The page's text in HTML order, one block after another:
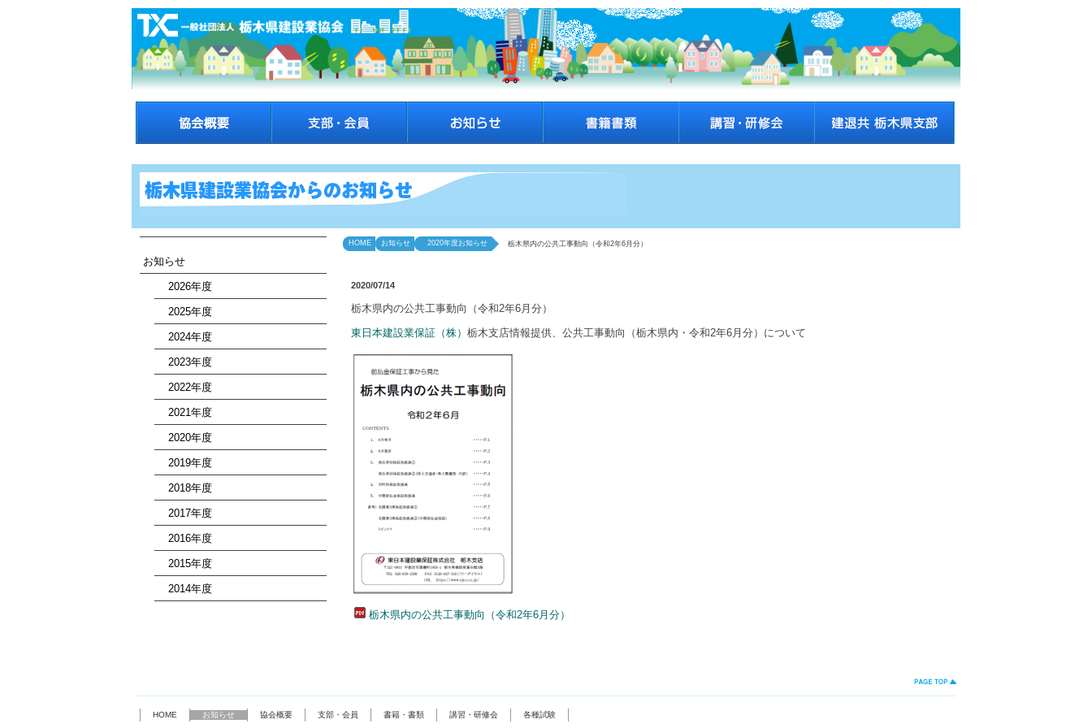
お知らせ
2026年度
2025年度
2024年度
2023年度
2022年度
2021年度
2020年度
2019年度
2018年度
2017年度
2016年度
2015年度
2014年度
HOME お知らせ 2020年度お知らせ 栃木県内の公共工事動向（令和2年6月分）
2020/07/14
栃木県内の公共工事動向（令和2年6月分）
東日本建設業保証（株） 栃木支店情報提供、公共工事動向（栃木県内・令和2年6月分）について
栃木県内の公共工事動向（令和2年6月分）
HOME お知らせ 協会概要 支部・会員 書籍・書類 講習・研修会 各種試験